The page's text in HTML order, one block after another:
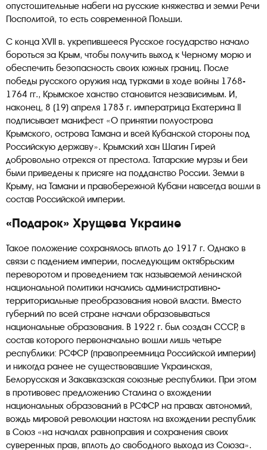
опустошительные набеги на русские княжества и земли Речи
Посполитой, то есть современной Польши.
С конца XVII в. укрепившееся Русское государство начало
бороться за Крым, чтобы получить выход к Черному морю и
обеспечить безопасность своих южных границ. После
победы русского оружия над турками в ходе войны 1768-
1764 гг., Крымское ханство становится независимым. И,
наконец, 8 (19) апреля 1783 г. императрица Екатерина II
подписывает манифест «О принятии полуострова
Крымского, острова Тамана и всей Кубанской стороны под
Российскую державу». Крымский хан Шагин Гирей
добровольно отрекся от престола. Татарские мурзы и беи
были приведены к присяге на подданство России. Земли в
Крыму, на Тамани и правобережной Кубани навсегда вошли в
состав Российской империи.
«Подарок» Хрущева Украине
Такое положение сохранялось вплоть до 1917 г. Однако в
связи с падением империи, последующим октябрьским
переворотом и проведением так называемой ленинской
национальной политики начались административно-
территориальные преобразования новой власти. Вместо
губерний по всей стране начали образовываться
национальные образования. В 1922 г. был создан СССР, в
состав которого первоначально вошли лишь четыре
республики: РСФСР (правопреемница Российской империи)
и никогда ранее не существовавшие Украинская,
Белорусская и Закавказская союзные республики. При этом
в противовес предложению Сталина о вхождении
национальных образований в РСФСР на правах автономий,
вождь мировой революции настоял на вхождении республик
в Союз «на началах равноправия и сохранения своих
суверенных прав, вплоть до свободного выхода из Союза».